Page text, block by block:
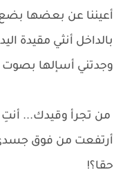
أعيننا عن بعضها
بالداخل أنثي مقيدة
وجدتني أسإلها بصوت
من تجرأ وقيدك... أنتِ
أرتفعت من فوق
حقا؟!